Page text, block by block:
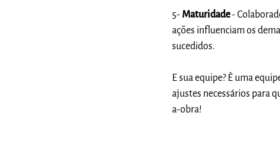
5- Maturidade-
ações influenciam os
sucedidos.
E sua equipe? È uma
ajustes necessários para
a-obra!